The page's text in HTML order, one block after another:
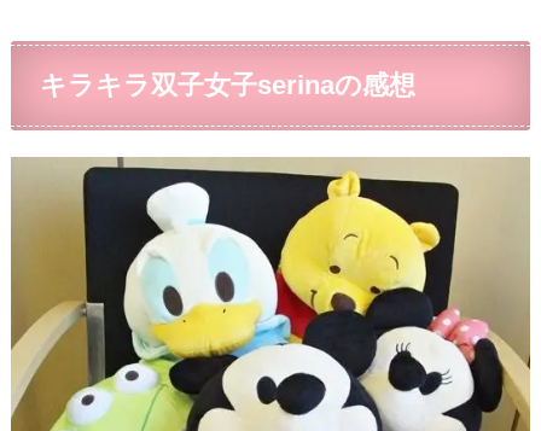
キラキラ双子女子serinaの感想